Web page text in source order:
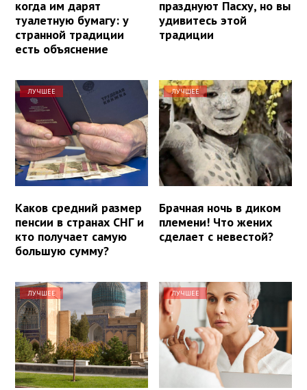
когда им дарят
туалетную бумагу: у
странной традиции
есть объяснение
празднуют Пасху, но вы
удивитесь этой
традиции
ЛУЧШЕЕ
Каков средний размер
пенсии в странах СНГ и
кто получает самую
большую сумму?
ЛУЧШЕЕ
Брачная ночь в диком
племени! Что жених
сделает с невестой?
ЛУЧШЕЕ ЛУЧШЕЕ